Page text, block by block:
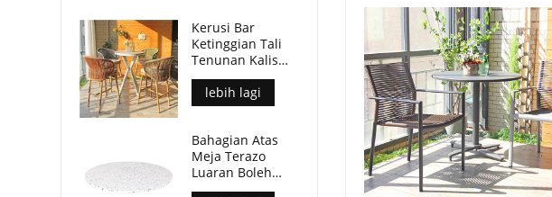
Kerusi Bar
Ketinggian Tali
Tenunan Kalis
Cuaca Untuk
Ruang Luar
Komersial
lebih lagi
Bahagian Atas
Meja Terazo
Luaran Boleh
Disesuaikan